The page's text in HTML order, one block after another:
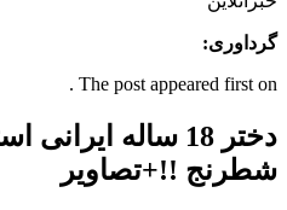
گرداوری:
The post appeared first on .
دختر 18 ساله
شطرنج !!+تصاویر